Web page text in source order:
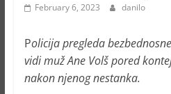
February 6, 2023 danilo
Policija pregleda
vidi muž Ane Volš pored
nakon njenog nestanka.